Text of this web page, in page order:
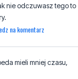
mieli mniej czasu,